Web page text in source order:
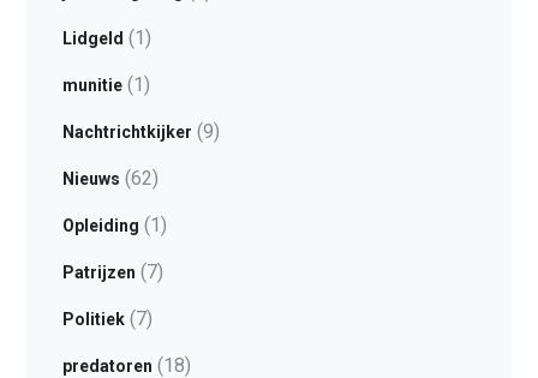
Lidgeld (1)
munitie(1)
Nachtrichtkijker (9)
Nieuws (62)
Opleiding (1)
Patrijzen (7)
Politiek(7)
predatoren (18)